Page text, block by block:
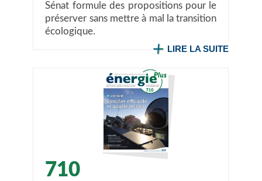
Sénat formule des propositions pour le
préserver sans mettre à mal la transition
écologique.
LIRE LA SUITE
710